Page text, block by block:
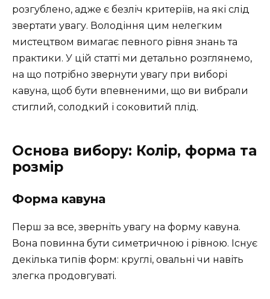
розгублено, адже є безліч критеріїв, на які слід
звертати увагу. Володіння цим нелегким
мистецтвом вимагає певного рівня знань та
практики. У цій статті ми детально розглянемо,
на що потрібно звернути увагу при виборі
кавуна, щоб бути впевненими, що ви вибрали
стиглий, солодкий і соковитий плід.
Основа вибору: Колір, форма та
розмір
Форма кавуна
Перш за все, зверніть увагу на форму кавуна.
Вона повинна бути симетричною і рівною. Існує
декілька типів форм: круглі, овальні чи навіть
злегка продовгуваті.